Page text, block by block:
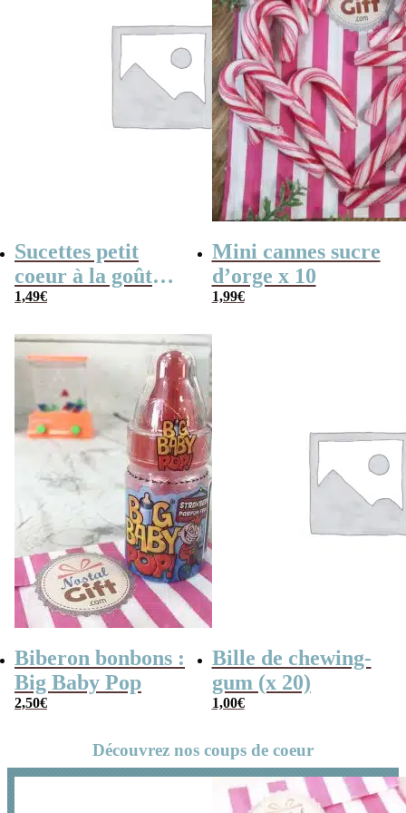
Sucettes petit
coeur à la goût
cerise x5
1,49€
Mini cannes sucre
d’orge x 10
1,99€
Biberon bonbons :
Big Baby Pop
2,50€
Bille de chewing-
gum (x 20)
1,00€
Découvrez nos coups de coeur